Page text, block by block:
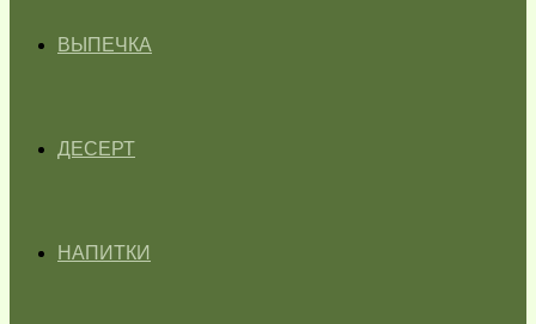
ВЫПЕЧКА
ДЕСЕРТ
НАПИТКИ